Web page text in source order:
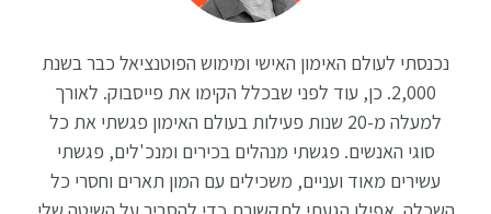
נכנסתי לעולם האימון האישי ומימוש הפוטנציאל כבר בשנת
2,000. כן, עוד לפני שבכלל הקימו את פייסבוק. לאורך
למעלה מ-20 שנות פעילות בעולם האימון פגשתי את כל
סוגי האנשים. פגשתי מנהלים בכירים ומנכ'לים, פגשתי
עשירים מאוד ועניים, משכילים עם המון תארים וחסרי כל